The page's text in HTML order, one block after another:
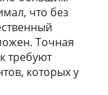
что без
Точная
требуют
которых у